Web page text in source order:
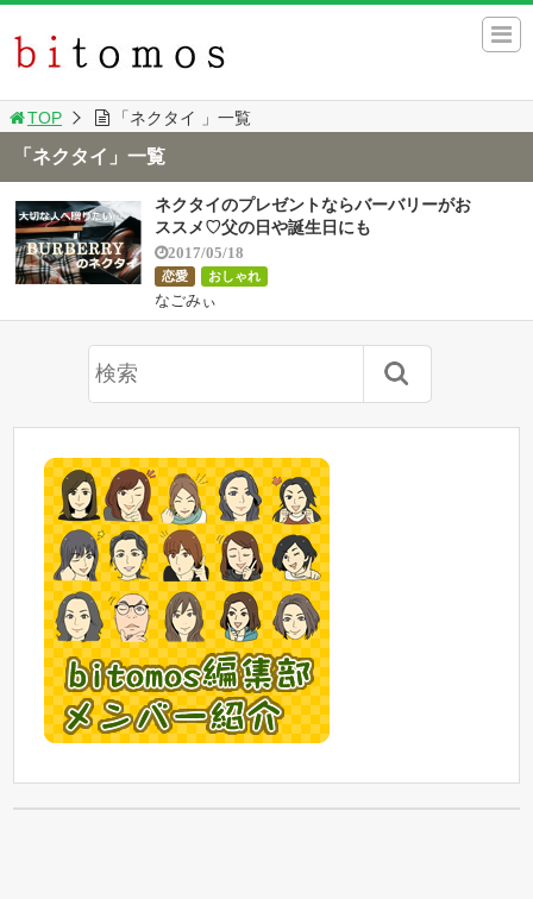
TOP 「ネクタイ 」一覧
「ネクタイ」一覧
ネクタイのプレゼントならバーバリーがお
ススメ♡父の日や誕生日にも
2017/05/18
恋愛 おしゃれ
なごみぃ